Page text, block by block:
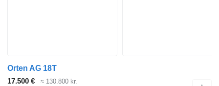
Orten AG 18T
17.500 €
≈ 130.800 kr.